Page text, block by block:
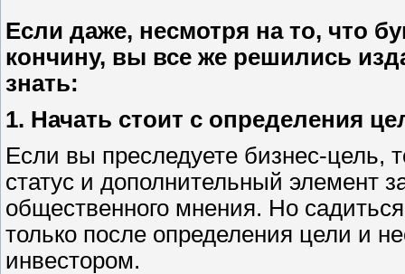
Если даже, несмотря на то, что
кончину, вы все же решились
знать:
1. Начать стоит с определения
Если вы преследуете бизнес-цель,
статус и дополнительный элемент
общественного мнения. Но
только после определения цели и
инвестором.